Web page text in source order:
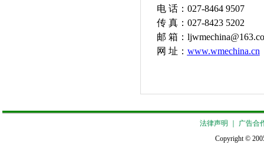
电 话：027-8464 9507
传 真：027-8423 5202
邮 箱：
网 址： www.wmechina.cn
法律声明
广告合
Copyright ©